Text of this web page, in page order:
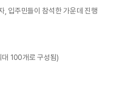
, 입주민들이 참석한 가운데 진행
대 100개로 구성됨)